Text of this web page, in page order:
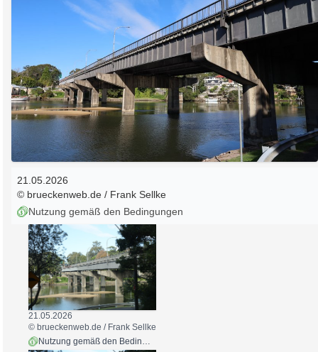
21.05.2026
© brueckenweb.de / Frank Sellke
Nutzung gemäß den Bedingungen
21.05.2026
© brueckenweb.de / Frank Sellke